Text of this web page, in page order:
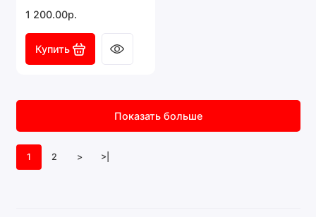
1 200.00р.
Купить
1 2 > >|
Показать больше